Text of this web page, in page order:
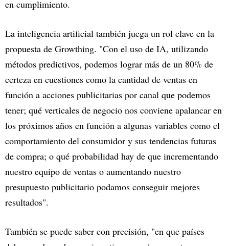
en cumplimiento.
La inteligencia artificial también juega un rol clave en la
propuesta de Growthing. "Con el uso de IA, utilizando
métodos predictivos, podemos lograr más de un 80% de
certeza en cuestiones como la cantidad de ventas en
función a acciones publicitarias por canal que podemos
tener; qué verticales de negocio nos conviene apalancar en
los próximos años en función a algunas variables como el
comportamiento del consumidor y sus tendencias futuras
de compra; o qué probabilidad hay de que incrementando
nuestro equipo de ventas o aumentando nuestro
presupuesto publicitario podamos conseguir mejores
resultados".
También se puede saber con precisión, "en que países